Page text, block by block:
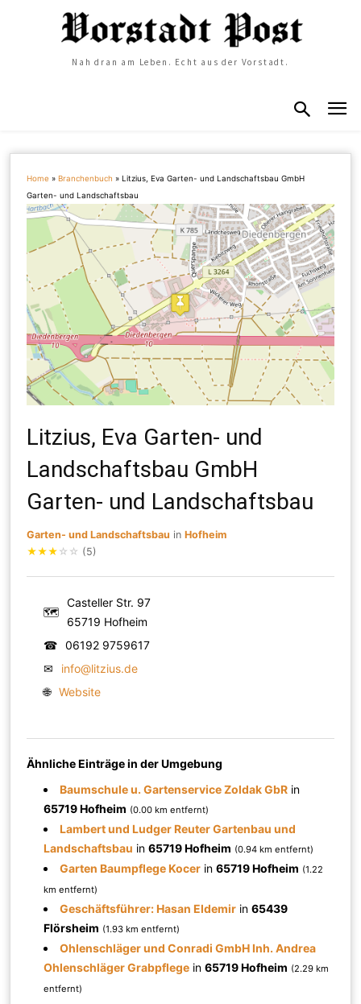
Nah dran am Leben. Echt aus der Vorstadt.
Home »Branchenbuch »Litzius, Eva Garten- und Landschaftsbau GmbH
Garten- und Landschaftsbau
Litzius, Eva Garten- und
Landschaftsbau GmbH
Garten- und Landschaftsbau
Garten- und Landschaftsbau inHofheim
★★★ ☆ ☆ (5)
🗺
Casteller Str. 97
65719 Hofheim
☎
06192 9759617
✉
info@litzius.de
🌐 Website
Ähnliche Einträge in der Umgebung
Baumschule u. Gartenservice Zoldak GbR in
65719 Hofheim (0.00 km entfernt)
Lambert und Ludger Reuter Gartenbau und
Landschaftsbau in65719 Hofheim (0.94 km entfernt)
Garten Baumpflege Kocer in65719 Hofheim (1.22
km entfernt)
Geschäftsführer: Hasan Eldemir in65439
Flörsheim (1.93 km entfernt)
Ohlenschläger und Conradi GmbH Inh. Andrea
Ohlenschläger Grabpflege in65719 Hofheim (2.29 km
entfernt)